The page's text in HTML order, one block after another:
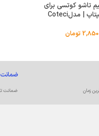
تاشو کوتسی برای
موبایل و لپتاپ | مدلCoteci
تومان
زمان
ضمانت
ضمانت تا